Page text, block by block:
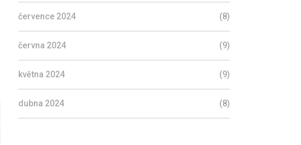
července 2024 (8)
června 2024 (9)
května 2024 (9)
dubna 2024 (8)